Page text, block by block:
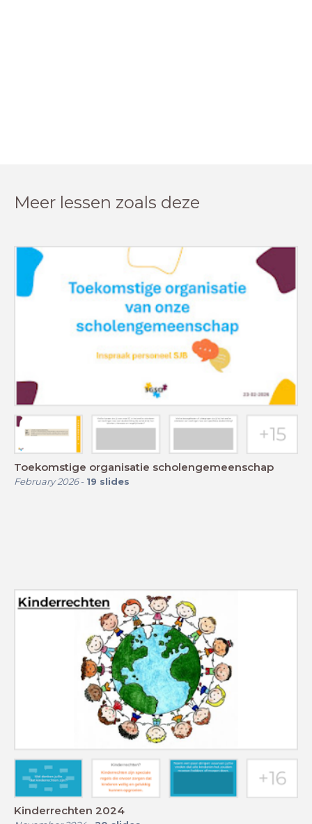
Meer lessen zoals deze
Toekomstige organisatie scholengemeenschap
February 2026- 19 slides
Kinderrechten 2024